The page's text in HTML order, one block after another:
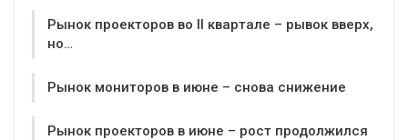
Рынок проекторов во II квартале – рывок вверх,
но…
Рынок мониторов в июне – снова снижение
Рынок проекторов в июне – рост продолжился